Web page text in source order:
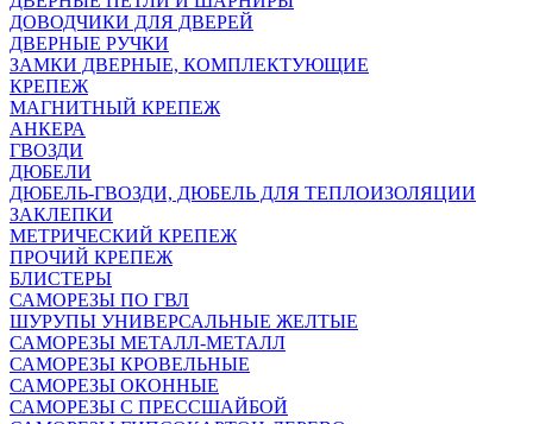
ДОВОДЧИКИ ДЛЯ ДВЕРЕЙ
ДВЕРНЫЕ РУЧКИ
ЗАМКИ ДВЕРНЫЕ, КОМПЛЕКТУЮЩИЕ
КРЕПЕЖ
МАГНИТНЫЙ КРЕПЕЖ
АНКЕРА
ГВОЗДИ
ДЮБЕЛИ
ДЮБЕЛЬ-ГВОЗДИ, ДЮБЕЛЬ ДЛЯ ТЕПЛОИЗОЛЯЦИИ
ЗАКЛЕПКИ
МЕТРИЧЕСКИЙ КРЕПЕЖ
ПРОЧИЙ КРЕПЕЖ
БЛИСТЕРЫ
САМОРЕЗЫ ПО ГВЛ
ШУРУПЫ УНИВЕРСАЛЬНЫЕ ЖЕЛТЫЕ
САМОРЕЗЫ МЕТАЛЛ-МЕТАЛЛ
САМОРЕЗЫ КРОВЕЛЬНЫЕ
САМОРЕЗЫ ОКОННЫЕ
САМОРЕЗЫ С ПРЕССШАЙБОЙ